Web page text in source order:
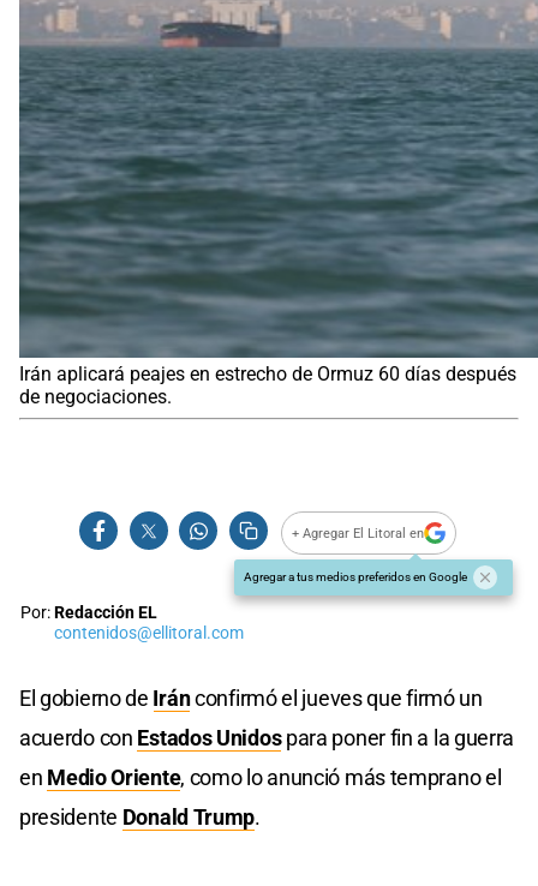
Irán aplicará peajes en estrecho de Ormuz 60 días después
de negociaciones.
+ Agregar El Litoral en
Agregar a tus medios preferidos en Google
Por:Redacción EL
contenidos@ellitoral.com
El gobierno de Iránconfirmó el jueves que firmó un
acuerdo con Estados Unidospara poner fin a la guerra
en Medio Oriente, como lo anunció más temprano el
presidente Donald Trump.